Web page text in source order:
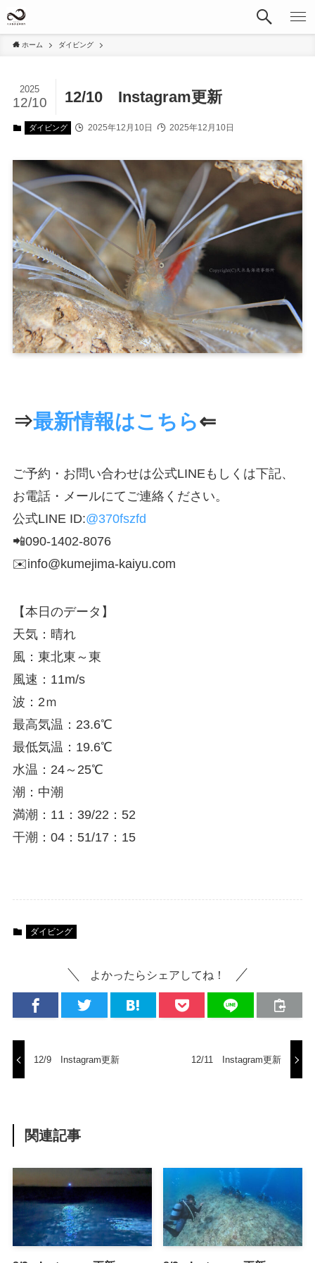
ホーム ダイビング
12/10 Instagram更新
2025
12/10
ダイビング 2025年12月10日 2025年12月10日
⇒最新情報はこちら⇐
ご予約・お問い合わせは公式LINEもしくは下記、
お電話・メールにてご連絡ください。
公式LINE ID:@370fszfd
📲090-1402-8076
✉️info@kumejima-kaiyu.com
【本日のデータ】
天気：晴れ
風：東北東～東
風速：11m/s
波：2ｍ
最高気温：23.6℃
最低気温：19.6℃
水温：24～25℃
潮：中潮
満潮：11：39/22：52
干潮：04：51/17：15
ダイビング
よかったらシェアしてね！
12/9 Instagram更新 12/11 Instagram更新
関連記事